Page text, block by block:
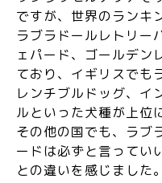
ですが、世界のランキ
ラブラドールレトリー
ェパード、ゴールデン
ており、イギリスでも
レンチブルドッグ、
ルといった犬種が上位
その他の国でも、ラブ
ードは必ずと言ってい
との違いを感じました。